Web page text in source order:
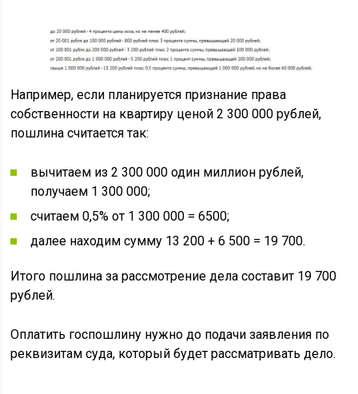
Например, если планируется признание права
собственности на квартиру ценой 2 300 000 рублей,
пошлина считается так:
вычитаем из 2 300 000 один миллион рублей,
получаем 1 300 000;
считаем 0,5% от 1 300 000 = 6500;
далее находим сумму 13 200 + 6 500 = 19 700.
Итого пошлина за рассмотрение дела составит 19 700
рублей.
Оплатить госпошлину нужно до подачи заявления по
реквизитам суда, который будет рассматривать дело.